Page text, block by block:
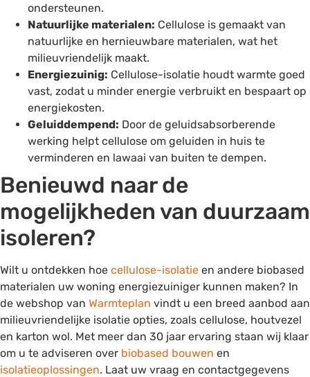
ondersteunen.
Natuurlijke materialen: Cellulose is gemaakt van
natuurlijke en hernieuwbare materialen, wat het
milieuvriendelijk maakt.
Energiezuinig: Cellulose-isolatie houdt warmte goed
vast, zodat u minder energie verbruikt en bespaart op
energiekosten.
Geluiddempend: Door de geluidsabsorberende
werking helpt cellulose om geluiden in huis te
verminderen en lawaai van buiten te dempen.
Benieuwd naar de
mogelijkheden van duurzaam
isoleren?
Wilt u ontdekken hoe cellulose-isolatie en andere biobased
materialen uw woning energiezuiniger kunnen maken? In
de webshop van Warmteplan vindt u een breed aanbod aan
milieuvriendelijke isolatie opties, zoals cellulose, houtvezel
en karton wol. Met meer dan 30 jaar ervaring staan wij klaar
om u te adviseren over biobased bouwen en
isolatieoplossingen. Laat uw vraag en contactgegevens